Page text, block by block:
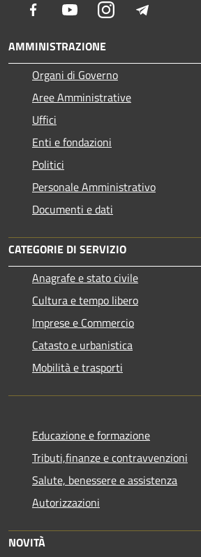
Facebook YoutubeInstagram
AMMINISTRAZIONE
Organi di Governo
Aree Amministrative
Uffici
Enti e fondazioni
Politici
Personale Amministrativo
Documenti e dati
CATEGORIE DI SERVIZIO
Anagrafe e stato civile
Cultura e tempo libero
Imprese e Commercio
Catasto e urbanistica
Mobilità e trasporti
Educazione e formazione
Tributi,finanze e contravvenzioni
Salute, benessere e assistenza
Autorizzazioni
NOVITÀ